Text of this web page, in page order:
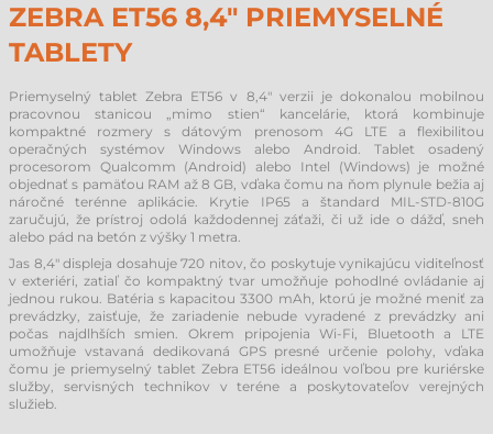
ZEBRA ET56 8,4" PRIEMYSELNÉ
TABLETY
Priemyselný tablet Zebra ET56 v 8,4" verzii je dokonalou mobilnou
pracovnou stanicou „mimo stien“ kancelárie, ktorá kombinuje
kompaktné rozmery s dátovým prenosom 4G LTE a flexibilitou
operačných systémov Windows alebo Android. Tablet osadený
procesorom Qualcomm (Android) alebo Intel (Windows) je možné
objednať s pamäťou RAM až 8 GB, vďaka čomu na ňom plynule bežia aj
náročné terénne aplikácie. Krytie IP65 a štandard MIL-STD-810G
zaručujú, že prístroj odolá každodennej záťaži, či už ide o dážď, sneh
alebo pád na betón z výšky 1 metra.
Jas 8,4" displeja dosahuje 720 nitov, čo poskytuje vynikajúcu viditeľnosť
v exteriéri, zatiaľ čo kompaktný tvar umožňuje pohodlné ovládanie aj
jednou rukou. Batéria s kapacitou 3300 mAh, ktorú je možné meniť za
prevádzky, zaisťuje, že zariadenie nebude vyradené z prevádzky ani
počas najdlhších smien. Okrem pripojenia Wi-Fi, Bluetooth a LTE
umožňuje vstavaná dedikovaná GPS presné určenie polohy, vďaka
čomu je priemyselný tablet Zebra ET56 ideálnou voľbou pre kuriérske
služby, servisných technikov v teréne a poskytovateľov verejných
služieb.